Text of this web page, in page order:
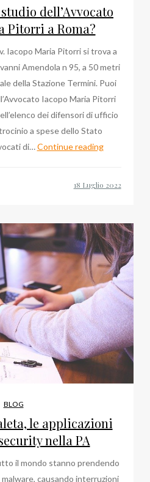
Davos
World
Economic
Forum
dell’Avvocato
Pitorri a Roma?
Iacopo Maria Pitorri si trova a
Amendola n 95, a 50 metri
della Stazione Termini. Puoi
Iacopo Maria Pitorri
dei difensori di ufficio
a spese dello Stato
di…Continue readingDove
Iacopo
Maria
Pitorri
a
Roma?
BLOG
le applicazioni
nella PA
il mondo stanno prendendo
causando interruzioni